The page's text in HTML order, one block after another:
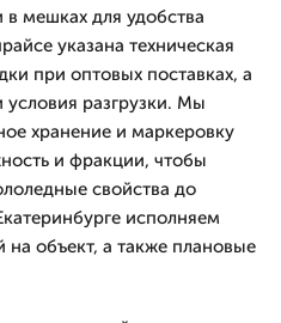
в мешках для удобства
указана техническая
при оптовых поставках, а
условия разгрузки. Мы
хранение и маркеровку
и фракции, чтобы
свойства до
исполняем
на объект, а также плановые